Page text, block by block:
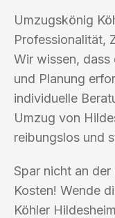
Umzugskönig
Professionalität,
Wir wissen, dass
und Planung
individuelle
Umzug von
reibungslos und
Spar nicht an
Kosten! Wende
Köhler